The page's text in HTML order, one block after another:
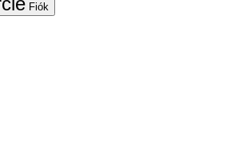
Fiók